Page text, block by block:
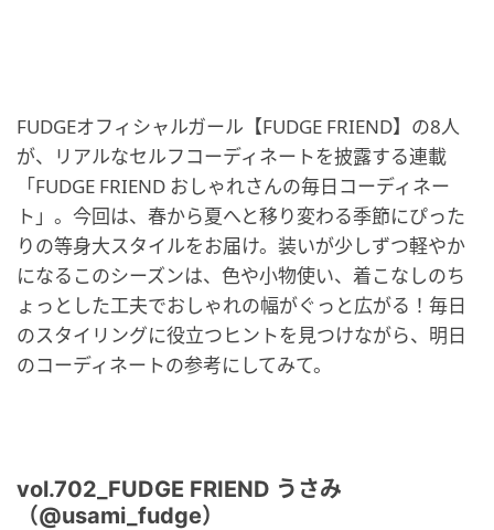
FUDGEオフィシャルガール【FUDGE FRIEND】の8人
が、リアルなセルフコーディネートを披露する連載
「FUDGE FRIEND おしゃれさんの毎日コーディネー
ト」。今回は、春から夏へと移り変わる季節にぴった
りの等身大スタイルをお届け。装いが少しずつ軽やか
になるこのシーズンは、色や小物使い、着こなしのち
ょっとした工夫でおしゃれの幅がぐっと広がる！毎日
のスタイリングに役立つヒントを見つけながら、明日
のコーディネートの参考にしてみて。
vol.702_FUDGE FRIEND うさみ
（@usami_fudge）